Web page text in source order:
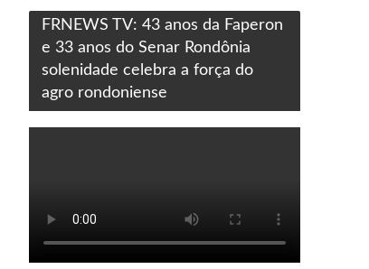
FRNEWS TV: 43 anos da Faperon
e 33 anos do Senar Rondônia
solenidade celebra a força do
agro rondoniense